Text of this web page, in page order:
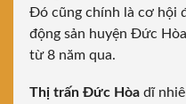
Đó cũng chính là cơ hội
động sản huyện Đức
từ 8 năm qua.
Thị trấn Đức Hòa dĩ